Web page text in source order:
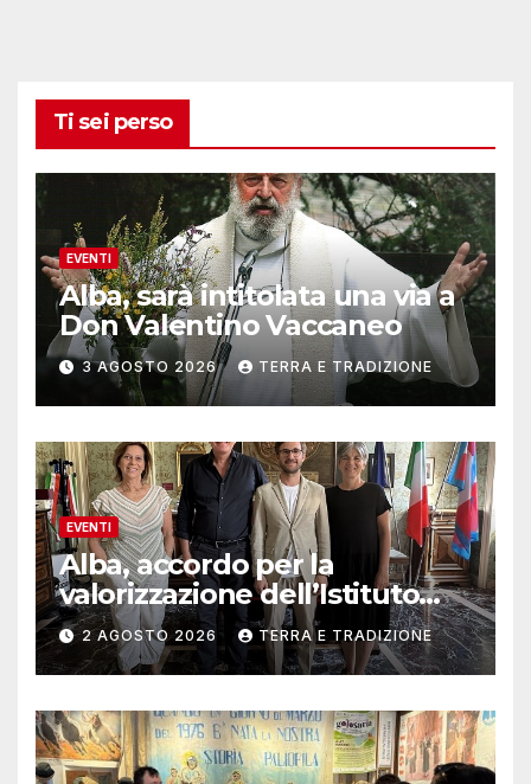
Ti sei perso
EVENTI
Alba, sarà intitolata una via a
Don Valentino Vaccaneo
3 AGOSTO 2026 TERRA E TRADIZIONE
EVENTI
Alba, accordo per la
valorizzazione dell’Istituto
musicale Rocca
2 AGOSTO 2026 TERRA E TRADIZIONE